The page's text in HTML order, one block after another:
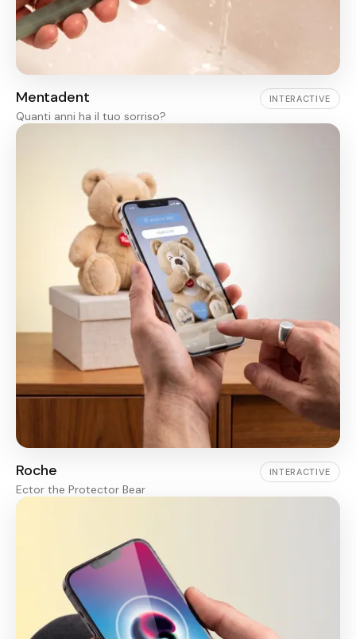
Mentadent
Quanti anni ha il tuo sorriso?
INTERACTIVE
Roche
Ector the Protector Bear
INTERACTIVE